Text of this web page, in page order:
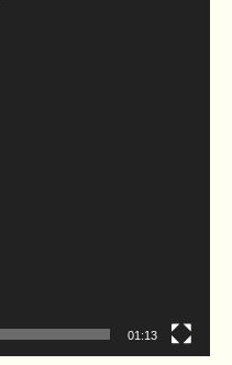
01:13